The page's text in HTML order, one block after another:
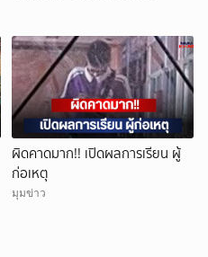
ผิดคาดมาก!! เปิดผลการเรียน ผู้
ก่อเหตุ
มุมข่าว